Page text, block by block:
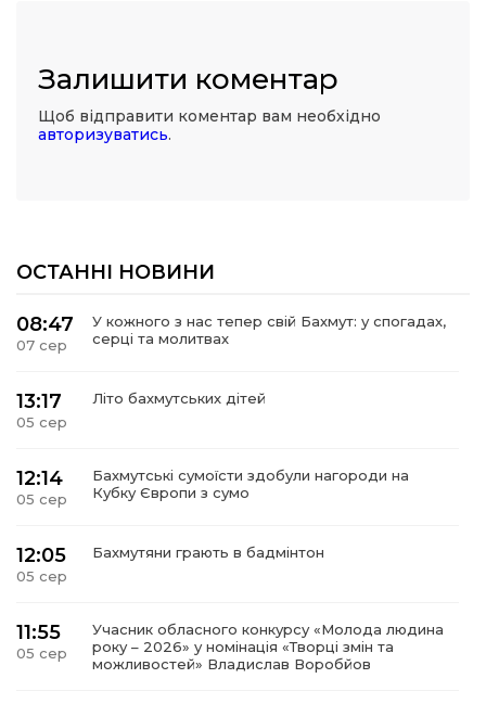
Залишити коментар
Щоб відправити коментар вам необхідно
авторизуватись.
ОСТАННІ НОВИНИ
08:47
07 сер
У кожного з нас тепер свій Бахмут: у спогадах,
серці та молитвах
13:17
05 сер
Літо бахмутських дітей
12:14
05 сер
Бахмутські сумоїсти здобули нагороди на
Кубку Європи з сумо
12:05
05 сер
Бахмутяни грають в бадмінтон
11:55
05 сер
Учасник обласного конкурсу «Молода людина
року – 2026» у номінація «Творці змін та
можливостей» Владислав Воробйов